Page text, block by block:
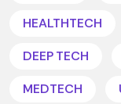
HEALTHTECH
DEEP TECH
MEDTECH